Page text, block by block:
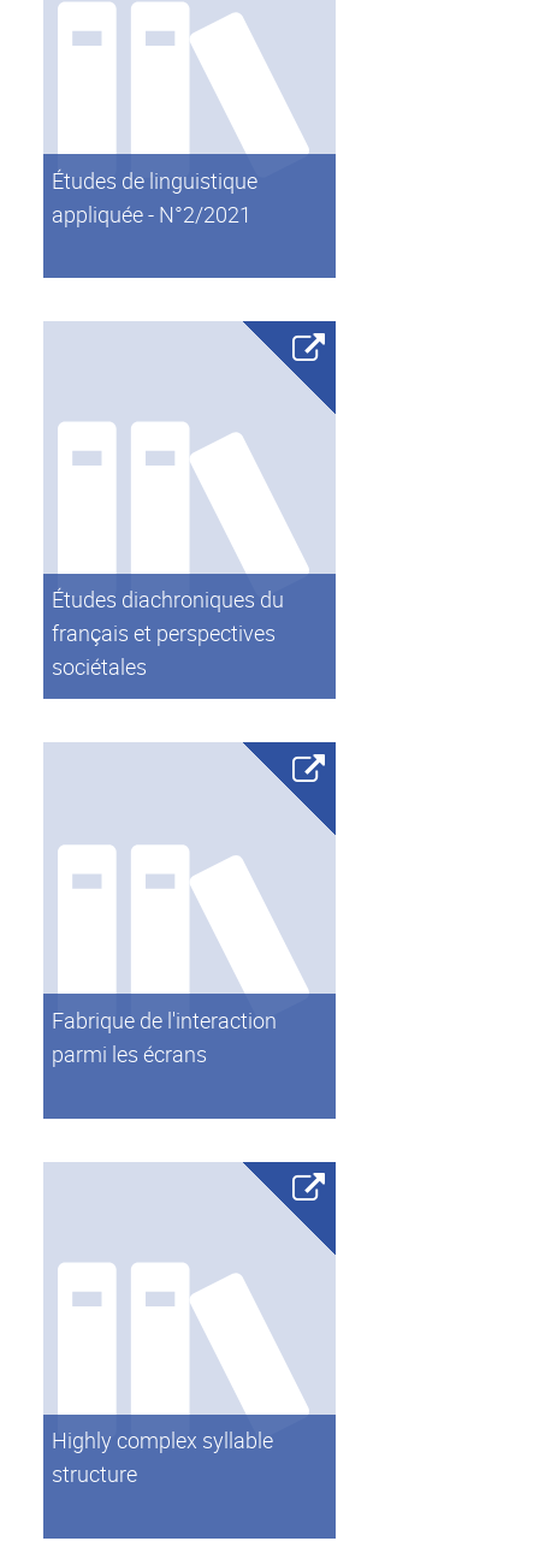
Études de linguistique
appliquée - N°2/2021
Études diachroniques du
français et perspectives
sociétales
Fabrique de l'interaction
parmi les écrans
Highly complex syllable
structure